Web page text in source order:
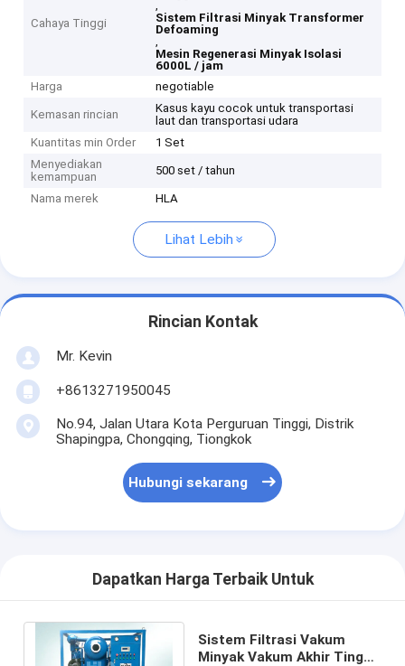
Cahaya Tinggi
,
Sistem Filtrasi Minyak Transformer
Defoaming
,
Mesin Regenerasi Minyak Isolasi
6000L / jam
Harga
negotiable
Kemasan rincian
Kasus kayu cocok untuk transportasi
laut dan transportasi udara
Kuantitas min Order
1 Set
Menyediakan
kemampuan
500 set / tahun
Nama merek HLA
Lihat Lebih
Rincian Kontak
Mr. Kevin
+8613271950045
No.94, Jalan Utara Kota Perguruan Tinggi, Distrik
Shapingpa, Chongqing, Tiongkok
Hubungi sekarang
Dapatkan Harga Terbaik Untuk
Sistem Filtrasi Vakum
Minyak Vakum Akhir Tinggi